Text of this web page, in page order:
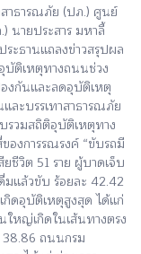
าธารณภัย (ปภ.) ศูนย์
นายประสาร มหาลี้
ะธานแถลงข่าวสรุปผล
บัติเหตุทางถนนช่วง
งกันและลดอุบัติเหตุ
ละบรรเทาสาธารณภัย
รวมสถิติอุบัติเหตุทาง
งการรณรงค์ “ขับรถมี
ชีวิต 51 ราย ผู้บาดเจ็บ
แล้วขับ ร้อยละ 42.42
กิดอุบัติเหตุสูงสุด ได้แก่
หญ่เกิดในเส้นทางตรง
ถนนกรม